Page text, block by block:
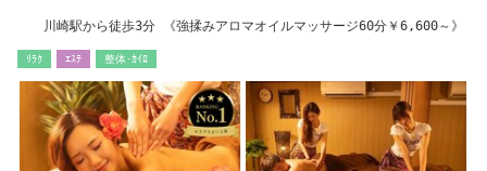
川崎駅から徒歩3分 《強揉みアロマオイルマッサージ60分￥6,600～》
ﾘﾗｸ ｴｽﾃ 整体･ｶｲﾛ